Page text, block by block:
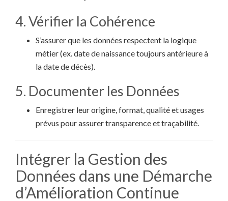
4. Vérifier la Cohérence
S’assurer que les données respectent la logique
métier (ex. date de naissance toujours antérieure à
la date de décès).
5. Documenter les Données
Enregistrer leur origine, format, qualité et usages
prévus pour assurer transparence et traçabilité.
Intégrer la Gestion des
Données dans une Démarche
d’Amélioration Continue